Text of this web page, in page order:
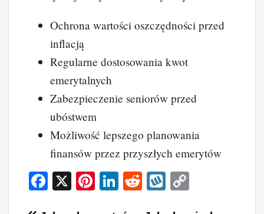
Ochrona wartości oszczędności przed
inflacją
Regularne dostosowania kwot
emerytalnych
Zabezpieczenie seniorów przed
ubóstwem
Możliwość lepszego planowania
finansów przez przyszłych emerytów
F
X
Pi
Li
R
W